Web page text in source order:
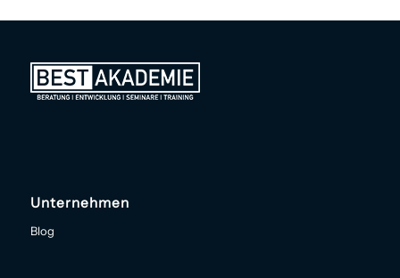
Unternehmen
Blog